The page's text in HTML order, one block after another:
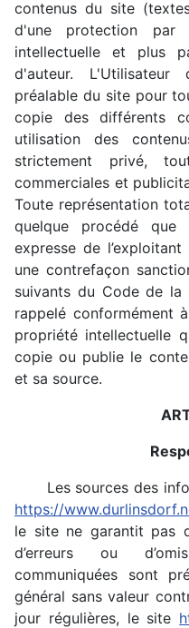
contenus du site
d'une protection
intellectuelle et plus
d'auteur. L'Utilisateur
préalable du site pour
copie des différents
utilisation des
strictement privé,
commerciales et
Toute représentation
quelque procédé que
expresse de
une contrefaçon
suivants du Code de la
rappelé conformément
propriété intellectuelle
copie ou publie le
et sa source.
Les sources des
https://
le site ne garantit pas
d’erreurs ou
communiquées sont
général sans valeur
jour régulières, le site